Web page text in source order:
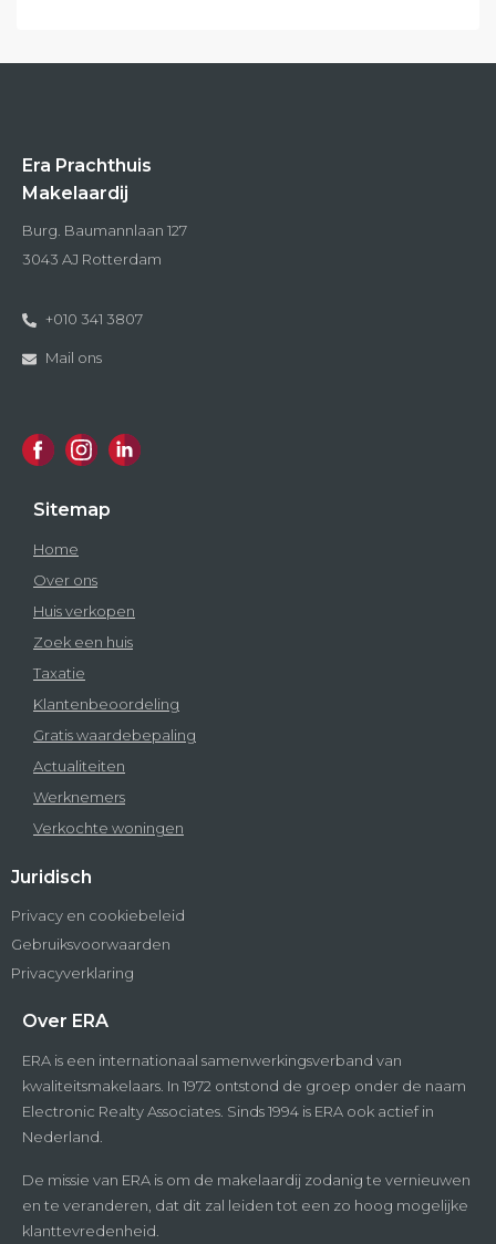
Era Prachthuis
Makelaardij
Burg. Baumannlaan 127
3043 AJ Rotterdam
+010 341 3807
Mail ons
Sitemap
Home
Over ons
Huis verkopen
Zoek een huis
Taxatie
Klantenbeoordeling
Gratis waardebepaling
Actualiteiten
Werknemers
Verkochte woningen
Juridisch
Privacy en cookiebeleid
Gebruiksvoorwaarden
Privacyverklaring
Over ERA
ERA is een internationaal samenwerkingsverband van
kwaliteitsmakelaars. In 1972 ontstond de groep onder de naam
Electronic Realty Associates. Sinds 1994 is ERA ook actief in
Nederland.
De missie van ERA is om de makelaardij zodanig te vernieuwen
en te veranderen, dat dit zal leiden tot een zo hoog mogelijke
klanttevredenheid.